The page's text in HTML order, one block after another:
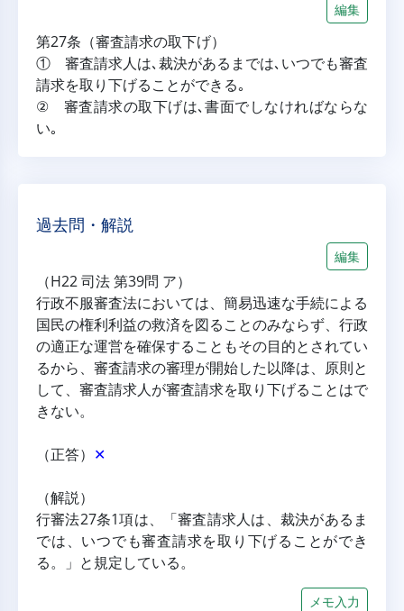
編集
第27条（審査請求の取下げ）
① 審査請求人は､裁決があるまでは､いつでも審査
請求を取り下げることができる｡
② 審査請求の取下げは､書面でしなければならな
い｡
過去問・解説
編集
（H22 司法 第39問 ア）
行政不服審査法においては、簡易迅速な手続による
国民の権利利益の救済を図ることのみならず、行政
の適正な運営を確保することもその目的とされてい
るから、審査請求の審理が開始した以降は、原則と
して、審査請求人が審査請求を取り下げることはで
きない。
（正答） ✕
（解説）
行審法27条1項は、「審査請求人は、裁決があるま
では、いつでも審査請求を取り下げることができ
る。」と規定している。
メモ入力